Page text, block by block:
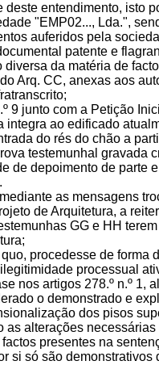
entendimento, isto
"EMP02..., Lda.",
auferidos pela
patente e
da matéria de
Arq. CC, anexas aos
9 junto com a Petição
integra ao edificado
do rés do chão a
testemunhal gravada
de depoimento de parte
as mensagens
de Arquitetura, a
GG e HH
procedesse de
processual
nos artigos 278.º n.º 1,
o demonstrado e
dos pisos
as alterações
presentes na
si só são